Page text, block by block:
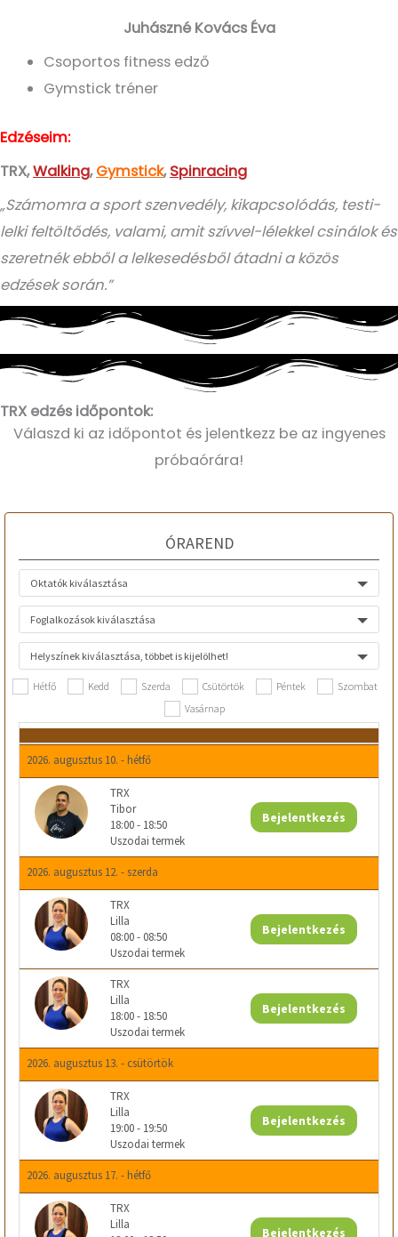
Juhászné Kovács Éva
Csoportos fitness edző
Gymstick tréner
Edzéseim:
TRX,Walking,Gymstick,Spinracing
„Számomra a sport szenvedély, kikapcsolódás, testi-
lelki feltöltődés, valami, amit szívvel-lélekkel csinálok és
szeretnék ebből a lelkesedésből átadni a közös
edzések során.”
TRX edzés időpontok:
Válaszd ki az időpontot és jelentkezz be az ingyenes
próbaórára!